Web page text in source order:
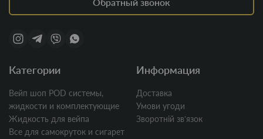
Категории
Вейп шоп POD системы,
жидкости и комплектующие
Жидкость для вейпа
Все для самокруток и сигарет
Информация
Доставка
Умови угоди
Зворотній звʼязок